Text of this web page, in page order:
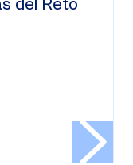
del Reto